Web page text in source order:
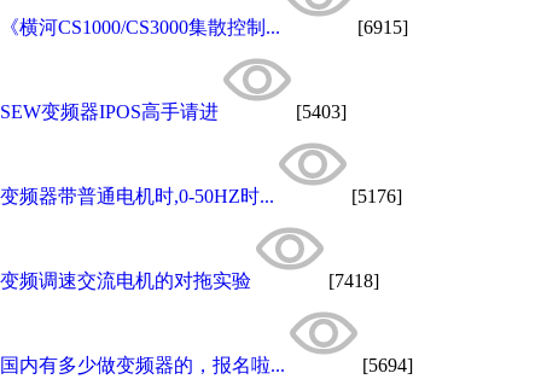
《横河CS1000/CS3000集散控制... [6915]
SEW变频器IPOS高手请进 [5403]
变频器带普通电机时,0-50HZ时... [5176]
变频调速交流电机的对拖实验 [7418]
国内有多少做变频器的，报名啦... [5694]